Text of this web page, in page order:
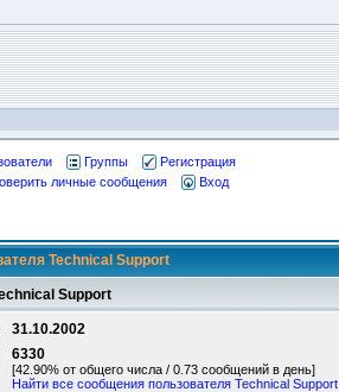
Группы
Регистрация
личные сообщения Вход
Technical Support
Support
31.10.2002
6330
[42.90% от общего числа / 0.73 сообщений в день]
Найти все сообщения пользователя Technical Support